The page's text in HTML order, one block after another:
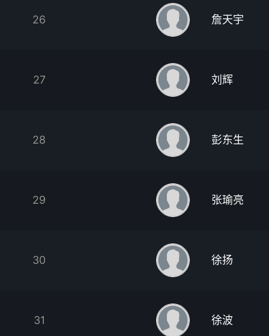
26 詹天宇
27 刘辉
28 彭东生
29 张瑜亮
30 徐扬
31 徐波